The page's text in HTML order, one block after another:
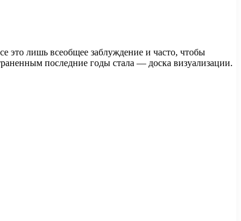
это лишь всеобщее заблуждение и часто, чтобы
последние годы стала — доска визуализации.